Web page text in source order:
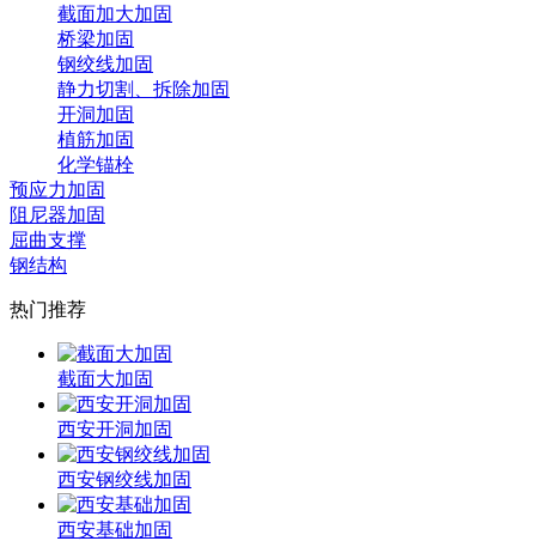
截面加大加固
桥梁加固
钢绞线加固
静力切割、拆除加固
开洞加固
植筋加固
化学锚栓
预应力加固
阻尼器加固
屈曲支撑
钢结构
热门推荐
截面大加固
西安开洞加固
西安钢绞线加固
西安基础加固